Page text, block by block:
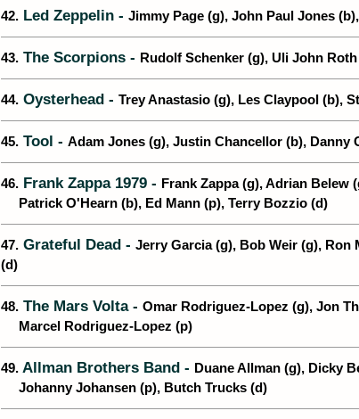
42. Led Zeppelin - Jimmy Page (g), John Paul Jones
43. The Scorpions - Rudolf Schenker (g), Uli John
44. Oysterhead - Trey Anastasio (g), Les Claypool (b),
45. Tool - Adam Jones (g), Justin Chancellor (b), Danny
46. Frank Zappa 1979 - Frank Zappa (g), Adrian Belew
Patrick O'Hearn (b), Ed Mann (p), Terry Bozzio (d)
47. Grateful Dead - Jerry Garcia (g), Bob Weir (g),
(d)
48. The Mars Volta - Omar Rodriguez-Lopez (g), Jon
Marcel Rodriguez-Lopez (p)
49. Allman Brothers Band - Duane Allman (g), Dicky
Johanny Johansen (p), Butch Trucks (d)